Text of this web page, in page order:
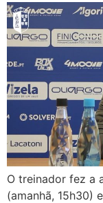
O treinador fez a
(amanhã, 15h30)